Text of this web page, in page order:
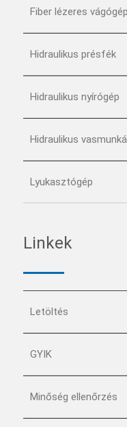
Fiber lézeres vágógép
Hidraulikus présfék
Hidraulikus nyírógép
Hidraulikus
Lyukasztógép
Linkek
Letöltés
GYIK
Minőség ellenőrzés